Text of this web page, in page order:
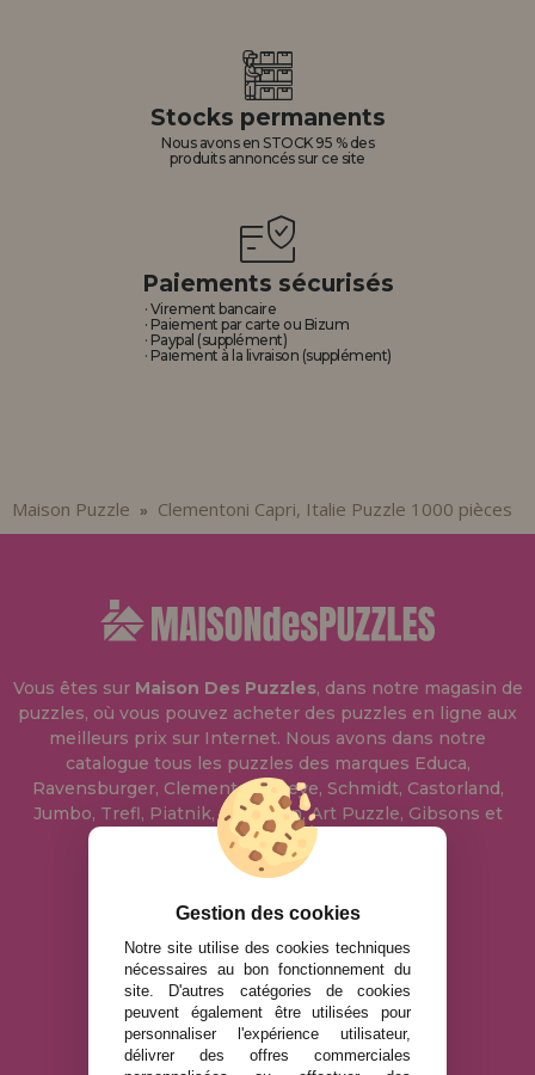
Stocks permanents
Nous avons en STOCK 95 % des
produits annoncés sur ce site
Paiements sécurisés
· Virement bancaire
· Paiement par carte ou Bizum
· Paypal (supplément)
· Paiement à la livraison (supplément)
Maison Puzzle » Clementoni Capri, Italie Puzzle 1000 pièces
Vous êtes sur Maison Des Puzzles, dans notre magasin de
puzzles, où vous pouvez acheter des puzzles en ligne aux
meilleurs prix sur Internet. Nous avons dans notre
catalogue tous les puzzles des marques Educa,
Ravensburger, Clementoni, Heye, Schmidt, Castorland,
Jumbo, Trefl, Piatnik, Anatolian, Art Puzzle, Gibsons et
bien d'autres.
info@maisondespuzzles.fr
MENTIONS LÉGALES
POLITIQUE DE CONFIDENTIALITÉ
POLITIQUE DE COOKIES
Gestion des cookies
Notre site utilise des cookies techniques
nécessaires au bon fonctionnement du
site. D'autres catégories de cookies
peuvent également être utilisées pour
personnaliser l'expérience utilisateur,
délivrer des offres commerciales